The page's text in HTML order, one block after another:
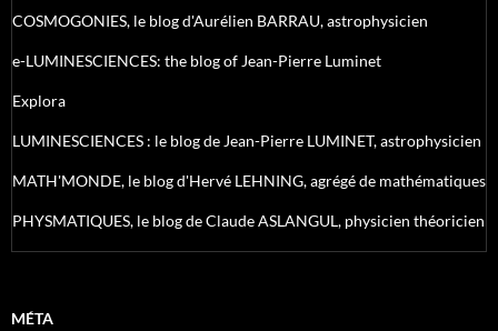
COSMOGONIES, le blog d'Aurélien BARRAU, astrophysicien
e-LUMINESCIENCES: the blog of Jean-Pierre Luminet
Explora
LUMINESCIENCES : le blog de Jean-Pierre LUMINET, astrophysicien
MATH'MONDE, le blog d'Hervé LEHNING, agrégé de mathématiques
PHYSMATIQUES, le blog de Claude ASLANGUL, physicien théoricien
MÉTA